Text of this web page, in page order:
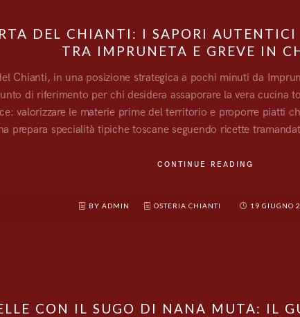
DEL CHIANTI: I SAPORI
TRA IMPRUNETA E GREVE IN
Chianti, in una posizione strategica a pochi minuti da
di riferimento per chi desidera assaporare la vera cucina
valorizzare le materie prime del territorio e proporre piatti
prepara specialità tipiche toscane seguendo ricette
CONTINUE READING
BY ADMIN OSTERIA CHIANTI 19 GIUGNO
CON IL SUGO DI NANA MUTA: IL